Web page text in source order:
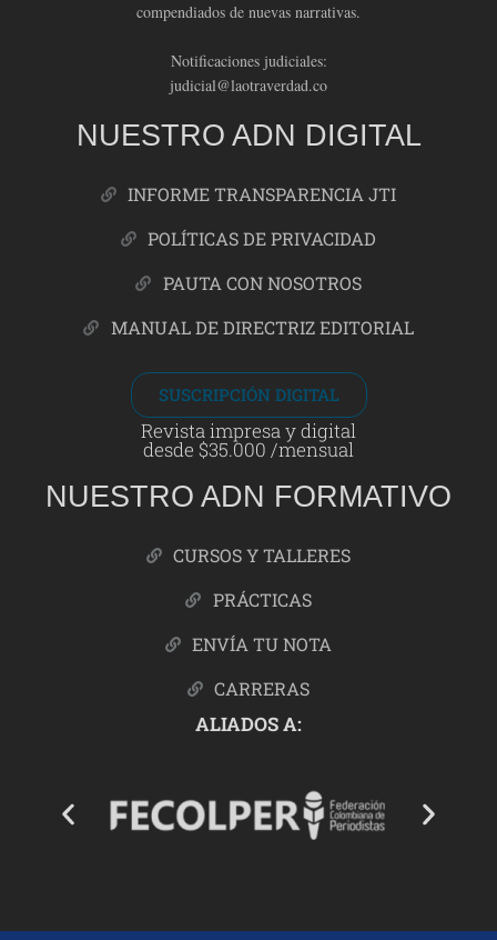
compendiados de nuevas narrativas.
Notificaciones judiciales:
judicial@laotraverdad.co
NUESTRO ADN DIGITAL
INFORME TRANSPARENCIA JTI
POLÍTICAS DE PRIVACIDAD
PAUTA CON NOSOTROS
MANUAL DE DIRECTRIZ EDITORIAL
SUSCRIPCIÓN DIGITAL
Revista impresa y digital
desde $35.000 /mensual
NUESTRO ADN FORMATIVO
CURSOS Y TALLERES
PRÁCTICAS
ENVÍA TU NOTA
CARRERAS
ALIADOS A: